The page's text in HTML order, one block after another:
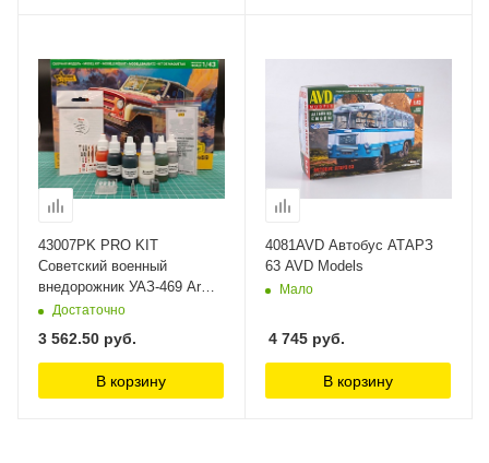
43007PK PRO KIT
Советский военный
внедорожник УАЗ-469 Arma
Models
Достаточно
3 562.50 руб.
В корзину
4081AVD Автобус АТАРЗ
63 AVD Models
Мало
4 745 руб.
В корзину